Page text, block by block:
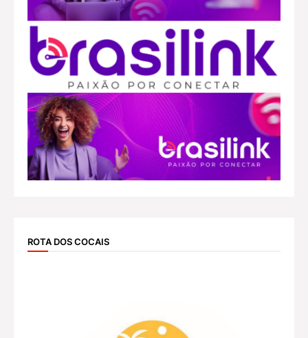
ROTA DOS COCAIS